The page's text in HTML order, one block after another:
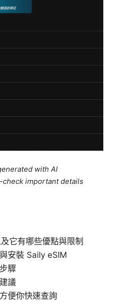
with AI
check important details
它有哪些優點與限制
安裝 Saily eSIM
驟
議
便你快速查詢